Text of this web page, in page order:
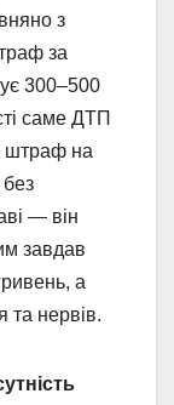
з
за
300–500
саме ДТП
штраф на
— він
завдав
а
та нервів.